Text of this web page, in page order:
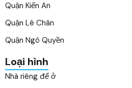
Quận Kiến An
Quận Lê Chân
Quận Ngô Quyền
Loại hình
Nhà riêng để ở